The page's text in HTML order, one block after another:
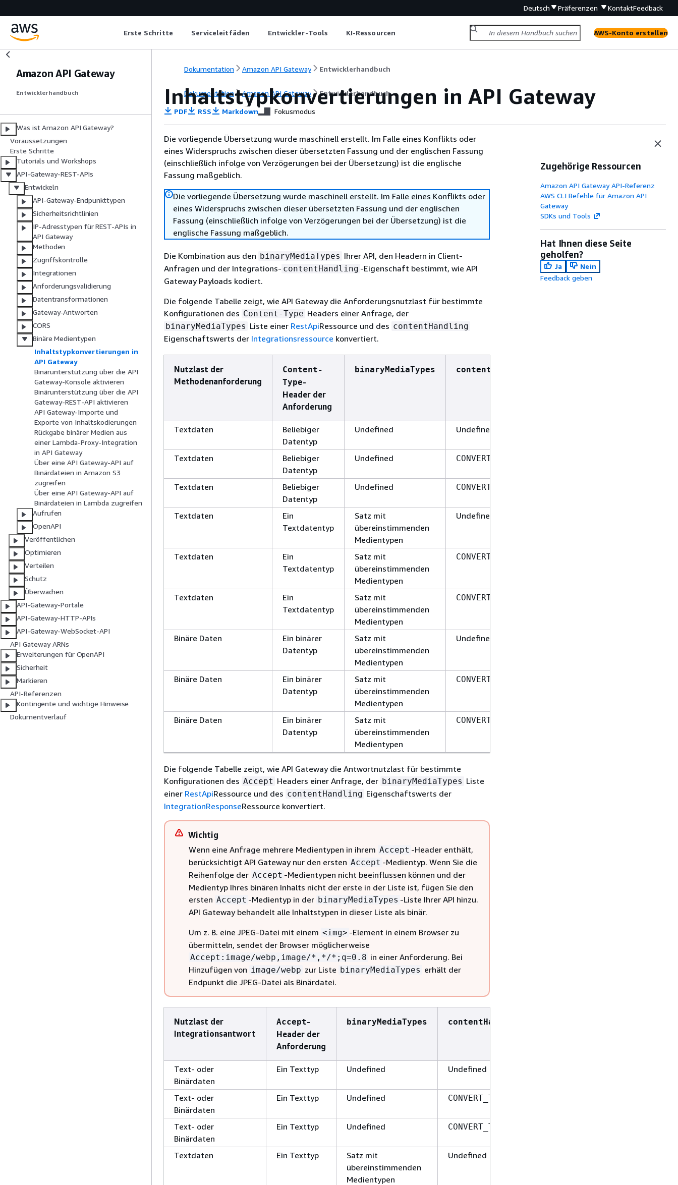
Deutsch Präferenzen KontaktFeedback
Erste Schritte Serviceleitfäden Entwickler-Tools KI-Ressourcen AWS-Konto erstellen
Amazon API Gateway
Entwicklerhandbuch
Was ist Amazon API Gateway?
Voraussetzungen
Erste Schritte
Tutorials und Workshops
API-Gateway-REST-APIs
Entwickeln
API-Gateway-Endpunkttypen
Sicherheitsrichtlinien
IP-Adresstypen für REST-APIs in
API Gateway
Methoden
Zugriffskontrolle
Integrationen
Anforderungsvalidierung
Datentransformationen
Gateway-Antworten
CORS
Binäre Medientypen
Inhaltstypkonvertierungen in
API Gateway
Binärunterstützung über die API
Gateway-Konsole aktivieren
Binärunterstützung über die API
Gateway-REST-API aktivieren
API Gateway-Importe und
Exporte von Inhaltskodierungen
Rückgabe binärer Medien aus
einer Lambda-Proxy-Integration
in API Gateway
Über eine API Gateway-API auf
Binärdateien in Amazon S3
zugreifen
Über eine API Gateway-API auf
Binärdateien in Lambda zugreifen
Aufrufen
OpenAPI
Veröffentlichen
Optimieren
Verteilen
Schutz
Überwachen
API-Gateway-Portale
API-Gateway-HTTP-APIs
API-Gateway-WebSocket-API
API Gateway ARNs
Erweiterungen für OpenAPI
Sicherheit
Markieren
API-Referenzen
Kontingente und wichtige Hinweise
Dokumentverlauf
Dokumentation Amazon API Gateway Entwicklerhandbuch
Dokumentation Amazon API Gateway Entwicklerhandbuch
Inhaltstypkonvertierungen in API Gateway
PDF RSS Markdown Fokusmodus
Die vorliegende Übersetzung wurde maschinell erstellt. Im Falle eines Konflikts oder
eines Widerspruchs zwischen dieser übersetzten Fassung und der englischen Fassung
(einschließlich infolge von Verzögerungen bei der Übersetzung) ist die englische
Fassung maßgeblich.
Die vorliegende Übersetzung wurde maschinell erstellt. Im Falle eines Konflikts oder
eines Widerspruchs zwischen dieser übersetzten Fassung und der englischen
Fassung (einschließlich infolge von Verzögerungen bei der Übersetzung) ist die
englische Fassung maßgeblich.
Die Kombination aus den binaryMediaTypes Ihrer API, den Headern in Client-
Anfragen und der Integrations- contentHandling -Eigenschaft bestimmt, wie API
Gateway Payloads kodiert.
Die folgende Tabelle zeigt, wie API Gateway die Anforderungsnutzlast für bestimmte
Konfigurationen des Content-Type Headers einer Anfrage, der
binaryMediaTypes Liste einer RestApiRessource und des contentHandling
Eigenschaftswerts der Integrationsressource konvertiert.
Nutzlast der
Methodenanforderung
Content-
Type-
Header der
Anforderung
binaryMediaTypes contentHandling
Textdaten
Beliebiger
Datentyp
Undefined Undefined
Textdaten
Beliebiger
Datentyp
Undefined CONVERT_TO_BINARY
Textdaten
Beliebiger
Datentyp
Undefined CONVERT_TO_TEXT
Textdaten
Ein
Textdatentyp
Satz mit
übereinstimmenden
Medientypen
Undefined
Textdaten
Ein
Textdatentyp
Satz mit
übereinstimmenden
Medientypen
CONVERT_TO_BINARY
Textdaten
Ein
Textdatentyp
Satz mit
übereinstimmenden
Medientypen
CONVERT_TO_TEXT
Binäre Daten
Ein binärer
Datentyp
Satz mit
übereinstimmenden
Medientypen
Undefined
Binäre Daten
Ein binärer
Datentyp
Satz mit
übereinstimmenden
Medientypen
CONVERT_TO_BINARY
Binäre Daten
Ein binärer
Datentyp
Satz mit
übereinstimmenden
Medientypen
CONVERT_TO_TEXT
Die folgende Tabelle zeigt, wie API Gateway die Antwortnutzlast für bestimmte
Konfigurationen des Accept Headers einer Anfrage, der binaryMediaTypes Liste
einer RestApiRessource und des contentHandling Eigenschaftswerts der
IntegrationResponseRessource konvertiert.
Wichtig
Wenn eine Anfrage mehrere Medientypen in ihrem Accept -Header enthält,
berücksichtigt API Gateway nur den ersten Accept -Medientyp. Wenn Sie die
Reihenfolge der Accept -Medientypen nicht beeinflussen können und der
Medientyp Ihres binären Inhalts nicht der erste in der Liste ist, fügen Sie den
ersten Accept -Medientyp in der binaryMediaTypes -Liste Ihrer API hinzu.
API Gateway behandelt alle Inhaltstypen in dieser Liste als binär.
Um z. B. eine JPEG-Datei mit einem <img> -Element in einem Browser zu
übermitteln, sendet der Browser möglicherweise
Accept:image/webp,image/*,*/*;q=0.8 in einer Anforderung. Bei
Hinzufügen von image/webp zur Liste binaryMediaTypes erhält der
Endpunkt die JPEG-Datei als Binärdatei.
Nutzlast der
Integrationsantwort
Accept-
Header der
Anforderung
binaryMediaTypes contentHandling
Text- oder
Binärdaten
Ein Texttyp Undefined Undefined
Text- oder
Binärdaten
Ein Texttyp Undefined CONVERT_TO_BINARY
Text- oder
Binärdaten
Ein Texttyp Undefined CONVERT_TO_TEXT
Textdaten
Ein Texttyp
Satz mit
übereinstimmenden
Medientypen
Undefined
Zugehörige Ressourcen
Amazon API Gateway API-Referenz
AWS CLI Befehle für Amazon API
Gateway
SDKs und Tools
Hat Ihnen diese Seite
geholfen?
Ja
Nein
Feedback geben